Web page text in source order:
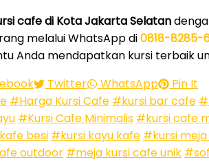
cafe di Kota Jakarta Selatan
melalui WhatsApp di0818-8285-
Anda mendapatkan kursi terbaik
Twitter WhatsApp
Pin It
#Harga Kursi Cafe #kursi bar cafe
#Kursi Cafe Minimalis #kursi cafe
besi #kursi kayu kafe #kursi
outdoor #meja kursi cafe unik